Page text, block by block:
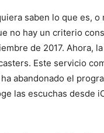
saben lo que es,
no hay un criterio
de 2017. Ahora,
Este servicio
abandonado el
las escuchas desde